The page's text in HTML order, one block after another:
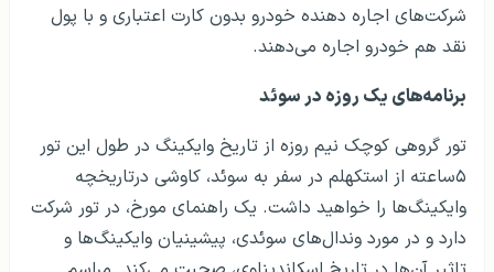
شرکت‌های اجاره دهنده خودرو بدون کارت اعتباری و با پول
نقد هم خودرو اجاره می‌دهند.
برنامه‌های یک روزه در سوئد
تور گروهی کوچک نیم روزه از تاریخ وایکینگ در طول این تور
۵ساعته از استکهلم در سفر به سوئد، کاوشی درتاریخچه
وایکینگ‌ها را خواهید داشت. یک راهنمای مورخ، در تور شرکت
دارد و در مورد وندال‌های سوئدی، پیشینیان وایکینگ‌ها و